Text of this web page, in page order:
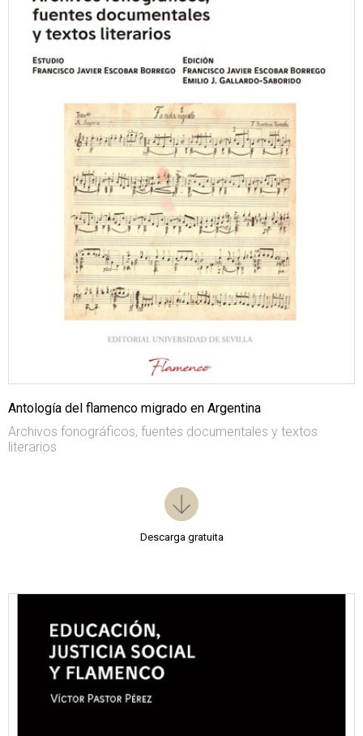
Antología del flamenco migrado en Argentina
Archivos fonográficos, fuentes documentales y textos
literarios
Descarga gratuita